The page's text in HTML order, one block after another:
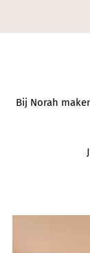
Bij Norah